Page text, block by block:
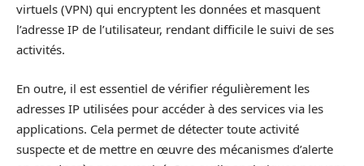
virtuels (VPN) qui encryptent les données et masquent
l’adresse IP de l’utilisateur, rendant difficile le suivi de ses
activités.
En outre, il est essentiel de vérifier régulièrement les
adresses IP utilisées pour accéder à des services via les
applications. Cela permet de détecter toute activité
suspecte et de mettre en œuvre des mécanismes d’alerte